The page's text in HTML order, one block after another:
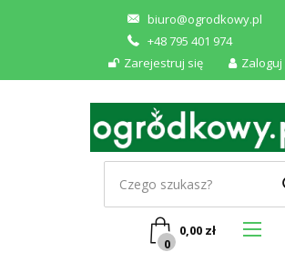
biuro@ogrodkowy.pl
+48 795 401 974
Zarejestruj się
Zaloguj
0
0,00 zł